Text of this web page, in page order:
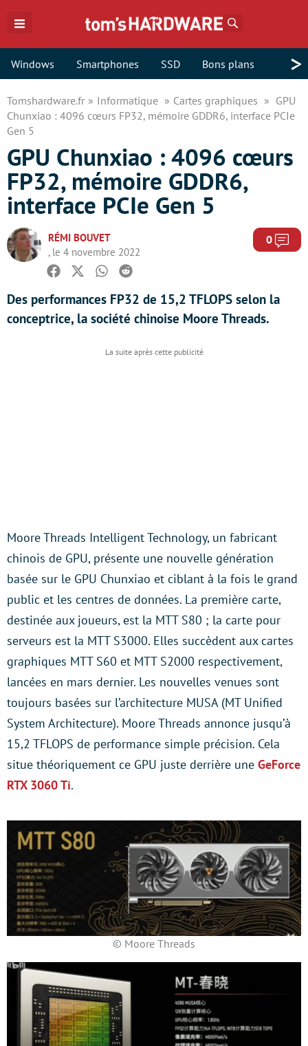
Windows Smartphones SSD Bons plans >
Tomshardware.fr Informatique Cartes graphiques
GPU
Chunxiao : 4096 cœurs FP32, mémoire GDDR6, interface PCIe
Gen 5
GPU Chunxiao : 4096 cœurs
FP32, mémoire GDDR6,
interface PCIe Gen 5
RÉMI BOUVET
, le 4 novembre 2022
0
Facebook
TwitterWhatsapp
Reddit
Des performances FP32 de 15,2 TFLOPS selon la
conceptrice, la société chinoise Moore Threads.
Moore Threads Intelligent Technology, un fabricant
chinois de GPU, présente une nouvelle génération
basée sur le GPU Chunxiao et ciblant à la fois le grand
public et les centres de données. La première carte,
destinée aux joueurs, est la MTT S80 ; la carte pour
serveurs est la MTT S3000. Elles succèdent aux cartes
graphiques MTT S60 et MTT S2000 respectivement,
lancées en mars dernier. Les nouvelles venues sont
toujours basées sur l’architecture MUSA (MT Unified
System Architecture). Moore Threads annonce jusqu’à
15,2 TFLOPS de performance simple précision. Cela
situe théoriquement ce GPU juste derrière une GeForce
RTX 3060 Ti.
© Moore Threads